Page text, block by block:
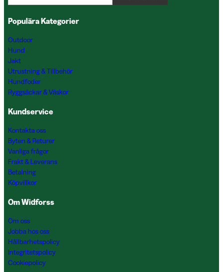
Populära Kategorier
Outdoor
Hund
Jakt
Utrustning & Tillbehör
Hundfoder
Ryggsäckar & Väskor
Kundservice
Kontakta oss
Byten & Returer
Vanliga frågor
Frakt & Leverans
Betalning
Köpvillkor
Om Widforss
Om oss
Jobba hos oss
Hållbarhetspolicy
Integritetspolicy
Cookiepolicy